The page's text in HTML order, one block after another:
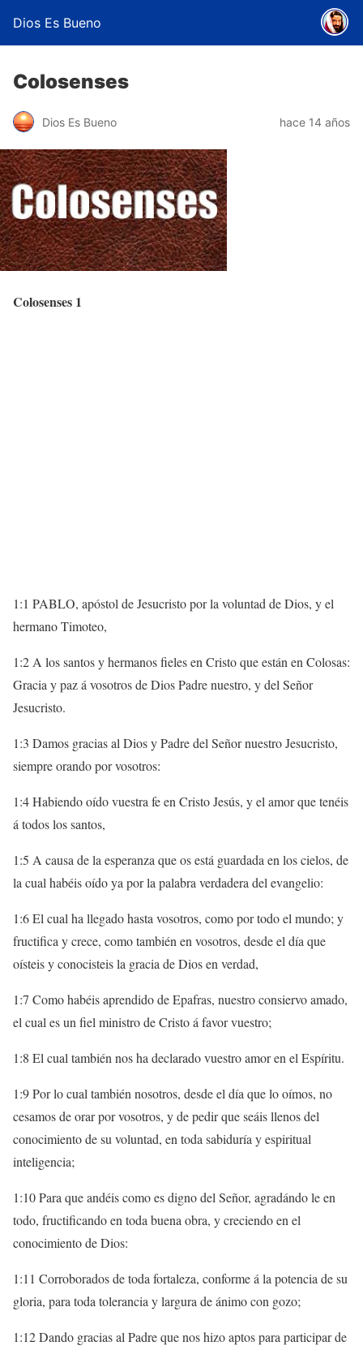
Dios Es Bueno
Colosenses
Dios Es Bueno hace 14 años
Colosenses 1
1:1 PABLO, apóstol de Jesucristo por la voluntad de Dios, y el
hermano Timoteo,
1:2 A los santos y hermanos fieles en Cristo que están en Colosas:
Gracia y paz á vosotros de Dios Padre nuestro, y del Señor
Jesucristo.
1:3 Damos gracias al Dios y Padre del Señor nuestro Jesucristo,
siempre orando por vosotros:
1:4 Habiendo oído vuestra fe en Cristo Jesús, y el amor que tenéis
á todos los santos,
1:5 A causa de la esperanza que os está guardada en los cielos, de
la cual habéis oído ya por la palabra verdadera del evangelio:
1:6 El cual ha llegado hasta vosotros, como por todo el mundo; y
fructifica y crece, como también en vosotros, desde el día que
oísteis y conocisteis la gracia de Dios en verdad,
1:7 Como habéis aprendido de Epafras, nuestro consiervo amado,
el cual es un fiel ministro de Cristo á favor vuestro;
1:8 El cual también nos ha declarado vuestro amor en el Espíritu.
1:9 Por lo cual también nosotros, desde el día que lo oímos, no
cesamos de orar por vosotros, y de pedir que seáis llenos del
conocimiento de su voluntad, en toda sabiduría y espiritual
inteligencia;
1:10 Para que andéis como es digno del Señor, agradándo le en
todo, fructificando en toda buena obra, y creciendo en el
conocimiento de Dios:
1:11 Corroborados de toda fortaleza, conforme á la potencia de su
gloria, para toda tolerancia y largura de ánimo con gozo;
1:12 Dando gracias al Padre que nos hizo aptos para participar de